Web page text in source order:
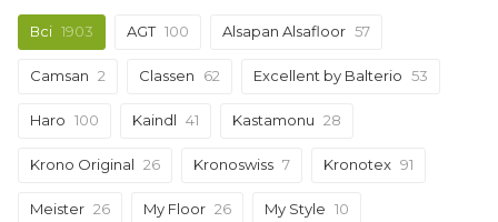
Всі 1903 AGT 100 Alsapan Alsafloor 57
Camsan 2 Classen 62 Excellent by Balterio 53
Haro 100 Kaindl 41 Kastamonu 28
Krono Original 26 Kronoswiss 7 Kronotex 91
Meister 26 My Floor 26 My Style 10